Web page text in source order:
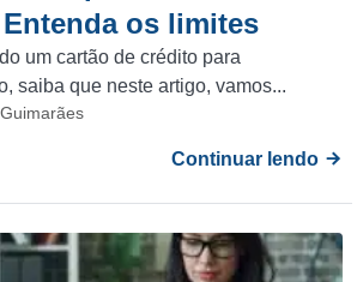
os limites
um cartão de crédito para
saiba que neste artigo, vamos...
Continuar lendo